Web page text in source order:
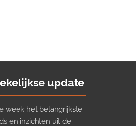
update
week het belangrijkste
en inzichten uit de